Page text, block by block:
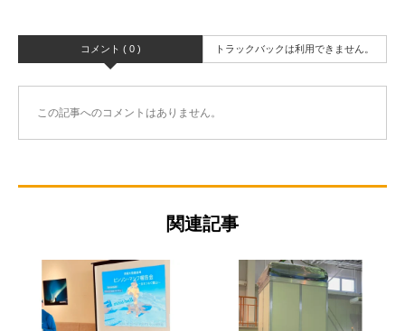
コメント ( 0 ) トラックバックは利用できません。
この記事へのコメントはありません。
関連記事